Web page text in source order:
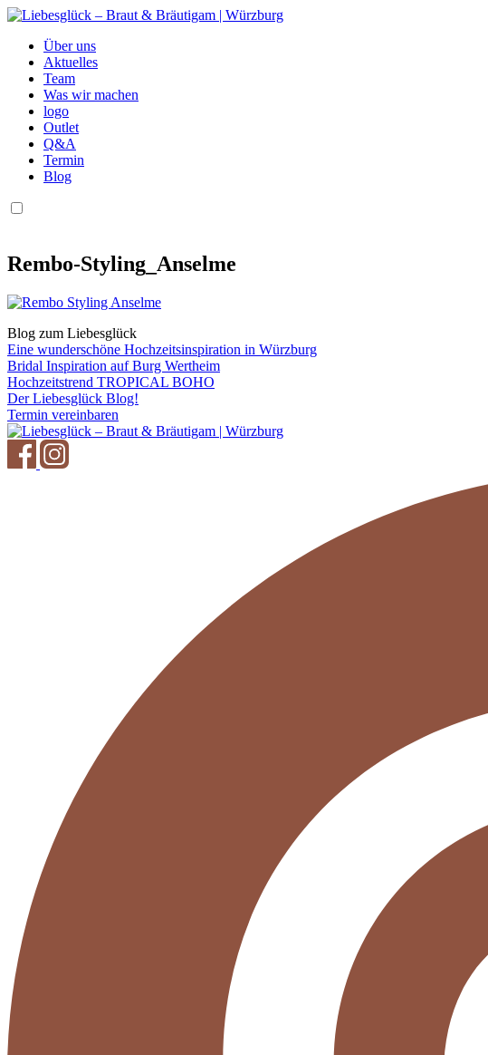
Über uns
Aktuelles
Team
Was wir machen
logo
Outlet
Q&A
Termin
Blog
Rembo-Styling_Anselme
Blog zum Liebesglück
Eine wunderschöne Hochzeitsinspiration in Würzburg
Bridal Inspiration auf Burg Wertheim
Hochzeitstrend TROPICAL BOHO
Der Liebesglück Blog!
Termin vereinbaren